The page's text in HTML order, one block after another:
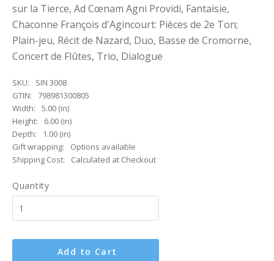
sur la Tierce, Ad Cœnam Agni Providi, Fantaisie,
Chaconne François d'Agincourt: Pièces de 2e Ton;
Plain-jeu, Récit de Nazard, Duo, Basse de Cromorne,
Concert de Flûtes, Trio, Dialogue
SKU:
SIN 3008
GTIN:
798981300805
Width:
5.00 (in)
Height:
6.00 (in)
Depth:
1.00 (in)
Gift wrapping:
Options available
Shipping Cost:
Calculated at Checkout
Quantity
Add to Cart